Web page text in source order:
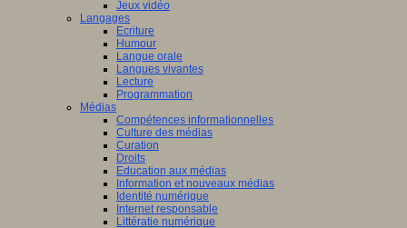
Jeux vidéo
Langages
Ecriture
Humour
Langue orale
Langues vivantes
Lecture
Programmation
Médias
Compétences informationnelles
Culture des médias
Curation
Droits
Education aux médias
Information et nouveaux médias
Identité numérique
Internet responsable
Littératie numérique